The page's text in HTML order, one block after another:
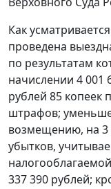
Как
проведена
по результатам
начислении 4 001
рублей 85 копеек
штрафов;
возмещению, на 3
убытков,
337 390 рублей;